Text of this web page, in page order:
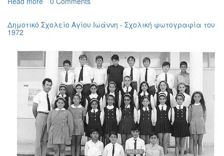
Σχολείο
Αγίου
-
Σχολική
φωτογραφία
του
1960
Δημοτικό Σχολείο Αγίου Ιωάννη - Σχολική φωτογραφία του
1972